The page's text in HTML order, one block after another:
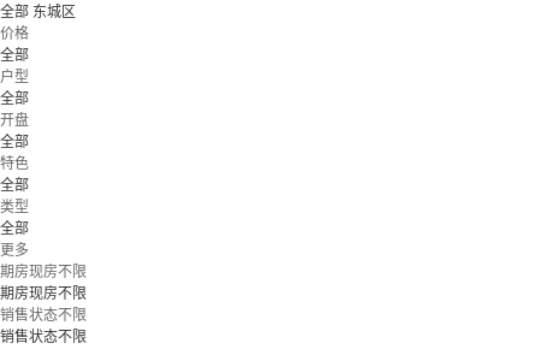
全部 东城区
价格
全部
户型
全部
开盘
全部
特色
全部
类型
全部
更多
期房现房不限
期房现房不限
销售状态不限
销售状态不限